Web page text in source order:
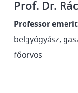
Prof. Dr.
Professor
belgyógyász,
főorvos